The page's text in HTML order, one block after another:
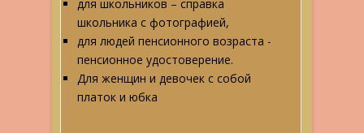
для школьников – справка
школьника с фотографией,
для людей пенсионного возраста -
пенсионное удостоверение.
Для женщин и девочек с собой
платок и юбка